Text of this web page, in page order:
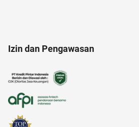
alamat di tokopedia
Izin dan Pengawasan